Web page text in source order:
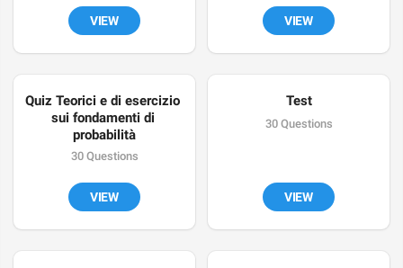
VIEW VIEW
Quiz Teorici e di esercizio
sui fondamenti di
probabilità
30 Questions
VIEW
Test
30 Questions
VIEW